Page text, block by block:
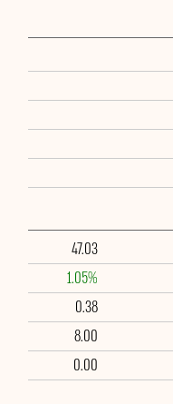
47.03
1.05%
0.38
8.00
0.00